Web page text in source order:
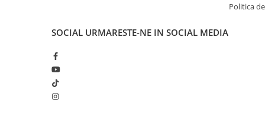
Masini de polisat
Prelungitoare
Aeroterme
Dezumidificatoare
Politica
SOCIAL URMARESTE-NE IN SOCIAL MEDIA